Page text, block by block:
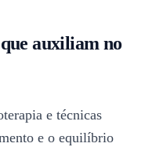
auxiliam no
e técnicas
e o equilíbrio